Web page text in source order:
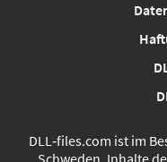
DLL‑files.com ist im